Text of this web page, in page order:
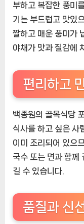
부하고 복잡한 풍미
기는 부드럽고 맛있
짤하고 매운 풍미가
야채가 맛과 질감에
편리하고
백종원의 골목식당
식사를 하고 싶은 사
이미 조리되어 있으
국수 또는 면과 함께
길 수 있습니다.
품질과 신